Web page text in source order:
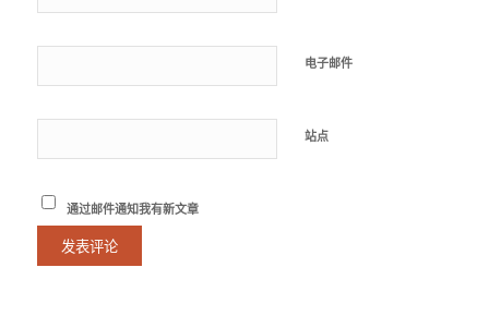
电子邮件
站点
通过邮件通知我有新文章